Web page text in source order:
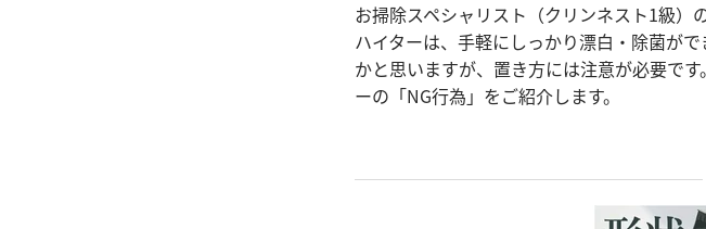
お掃除スペシャリスト（クリンネスト1級）
ハイターは、手軽にしっかり漂白・除菌が
かと思いますが、置き方には注意が必要で
ーの「NG行為」をご紹介します。